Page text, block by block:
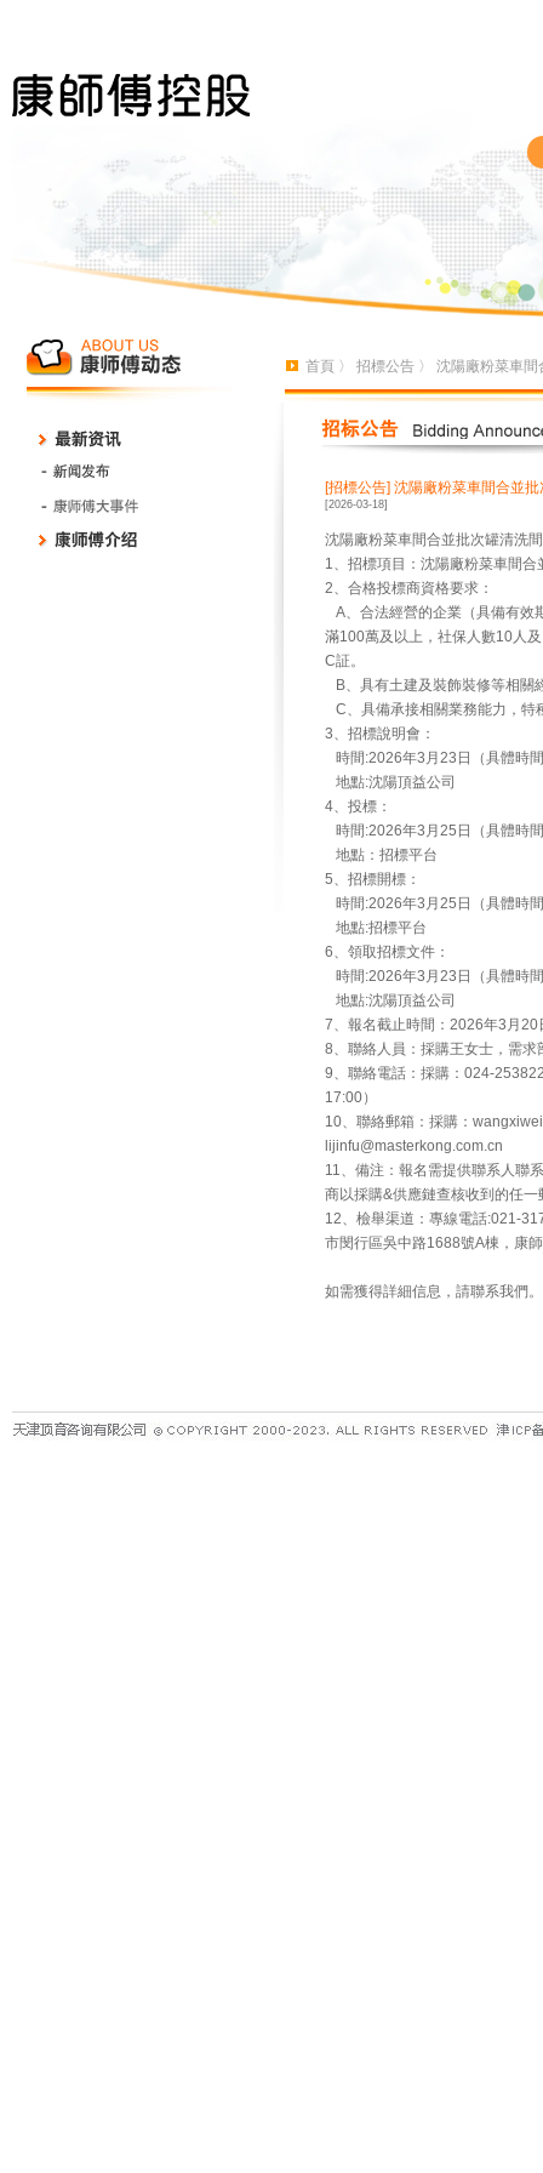
首頁 〉 招標公告 〉 沈陽廠粉菜車
[招標公告] 沈陽廠粉菜車間合並
[2026-03-18]
沈陽廠粉菜車間合並批次罐清洗
1、招標項目：沈陽廠粉菜車間
2、合格投標商資格要求：
A、合法經營的企業（具備有效
滿100萬及以上，社保人數10人
C証。
B、具有土建及裝飾裝修等相關
C、具備承接相關業務能力，特
3、招標說明會：
時間:2026年3月23日（具體時
地點:沈陽頂益公司
4、投標：
時間:2026年3月25日（具體時
地點：招標平台
5、招標開標：
時間:2026年3月25日（具體時
地點:招標平台
6、領取招標文件：
時間:2026年3月23日（具體時
地點:沈陽頂益公司
7、報名截止時間：2026年3月20
8、聯絡人員：採購王女士，需求
9、聯絡電話：採購：024-
17:00）
10、聯絡郵箱：採購：
lijinfu@masterkong.com.cn
11、備注：報名需提供聯系人聯
商以採購&供應鏈查核收到的任一
12、檢舉渠道：專線電話:021-
市閔行區吳中路1688號A棟，康
如需獲得詳細信息，請聯系我們。